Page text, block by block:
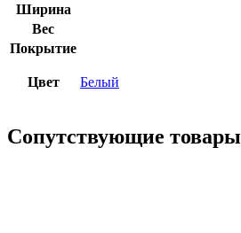
Ширина
Вес
Покрытие
Цвет Белый
Сопутствующие товары